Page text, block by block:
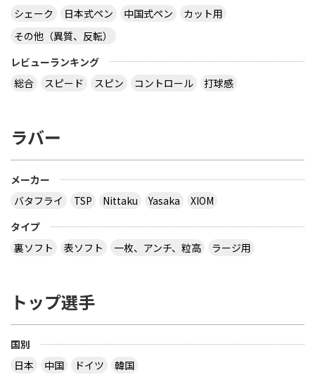
シェーク
日本式ペン 中国式ペン
カット用
その他（異質、反転）
レビューランキング
総合
スピード スピン コントロール 打球感
ラバー
メーカー
バタフライ
TSP Nittaku Yasaka
XIOM
タイプ
裏ソフト
表ソフト 一枚、アンチ、粒高 ラージ用
トップ選手
国別
日本
中国 ドイツ
韓国